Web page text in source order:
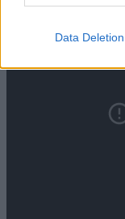
Data Deletion